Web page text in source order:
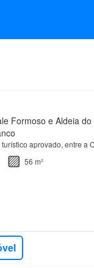
Formoso e Aldeia
aprovado, entre a
56 m²